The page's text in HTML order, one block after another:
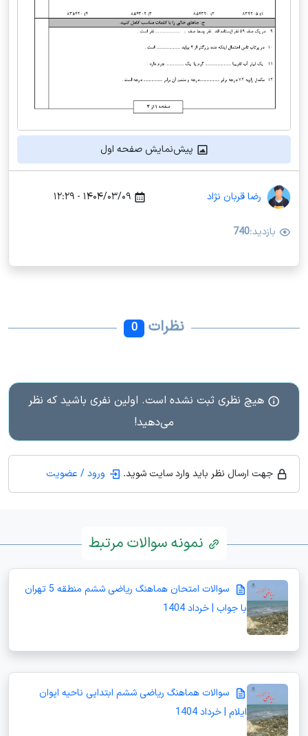
پیش‌نمایش صفحه اول
رضا قربان نژاد ۱۴۰۴/۰۳/۰۹ - ۱۲:۲۹
بازدید:740
نظرات 0
هیچ نظری ثبت نشده است. اولین نفری باشید که نظر
می‌دهید!
جهت ارسال نظر باید وارد سایت شوید. ورود / عضویت
نمونه سوالات مرتبط
سوالات امتحان هماهنگ ریاضی ششم منطقه 5 تهران
با جواب | خرداد 1404
سوالات هماهنگ ریاضی ششم ابتدایی ناحیه ایوان
ایلام | خرداد 1404